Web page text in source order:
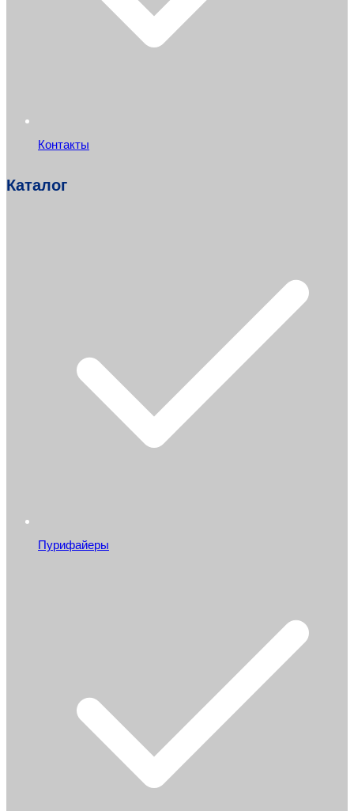
Контакты
Каталог
Пурифайеры